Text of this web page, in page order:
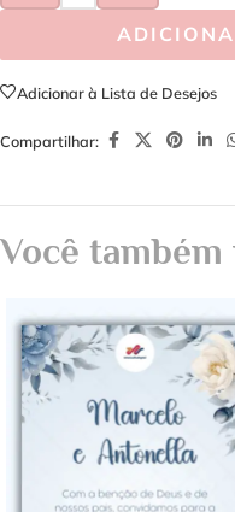
Adicionar à Lista de Desejos
Compartilhar:
Você